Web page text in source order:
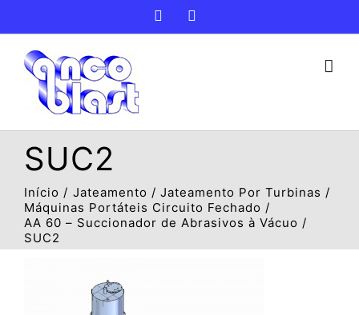
conteúdo
Facebook
SUC2
Início Jateamento
Jateamento Por Turbinas
Máquinas Portáteis Circuito Fechado
AA 60 – Succionador de Abrasivos à Vácuo
SUC2